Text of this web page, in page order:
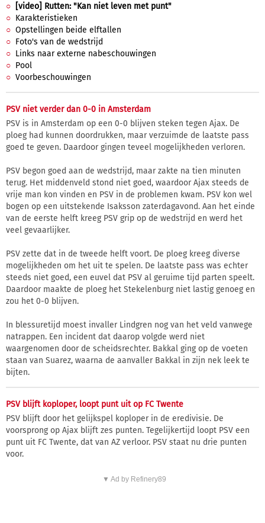
[video] Rutten: "Kan niet leven met punt"
Karakteristieken
Opstellingen beide elftallen
Foto's van de wedstrijd
Links naar externe nabeschouwingen
Pool
Voorbeschouwingen
PSV niet verder dan 0-0 in Amsterdam
PSV is in Amsterdam op een 0-0 blijven steken tegen Ajax. De
ploeg had kunnen doordrukken, maar verzuimde de laatste pass
goed te geven. Daardoor gingen teveel mogelijkheden verloren.
PSV begon goed aan de wedstrijd, maar zakte na tien minuten
terug. Het middenveld stond niet goed, waardoor Ajax steeds de
vrije man kon vinden en PSV in de problemen kwam. PSV kon wel
bogen op een uitstekende Isaksson zaterdagavond. Aan het einde
van de eerste helft kreeg PSV grip op de wedstrijd en werd het
veel gevaarlijker.
PSV zette dat in de tweede helft voort. De ploeg kreeg diverse
mogelijkheden om het uit te spelen. De laatste pass was echter
steeds niet goed, een euvel dat PSV al geruime tijd parten speelt.
Daardoor maakte de ploeg het Stekelenburg niet lastig genoeg en
zou het 0-0 blijven.
In blessuretijd moest invaller Lindgren nog van het veld vanwege
natrappen. Een incident dat daarop volgde werd niet
waargenomen door de scheidsrechter. Bakkal ging op de voeten
staan van Suarez, waarna de aanvaller Bakkal in zijn nek leek te
bijten.
PSV blijft koploper, loopt punt uit op FC Twente
PSV blijft door het gelijkspel koploper in de eredivisie. De
voorsprong op Ajax blijft zes punten. Tegelijkertijd loopt PSV een
punt uit FC Twente, dat van AZ verloor. PSV staat nu drie punten
voor.
▼ Ad by Refinery89